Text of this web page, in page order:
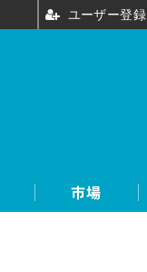
市場
ユーザー登録